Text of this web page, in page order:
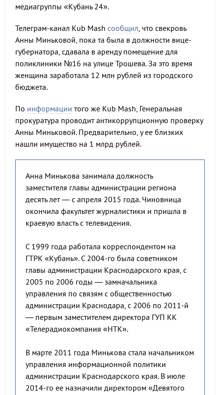
медиагруппы «Кубань 24».
Телеграм-канал Kub Mash сообщил, что свекровь
Анны Миньковой, пока та была в должности вице-
губернатора, сдавала в аренду помещение для
поликлиники №16 на улице Трошева. За это время
женщина заработала 12 млн рублей из городского
бюджета.
По информации того же Kub Mash, Генеральная
прокуратура проводит антикоррупционную проверку
Анны Миньковой. Предварительно, у ее близких
нашли имущество на 1 млрд рублей.
Анна Минькова занимала должность
заместителя главы администрации региона
десять лет — с апреля 2015 года. Чиновница
окончила факультет журналистики и пришла в
краевую власть с телевидения.
С 1999 года работала корреспондентом на
ГТРК «Кубань». С 2004-го была советником
главы администрации Краснодарского края, с
2005 по 2006 годы — замначальника
управления по связям с общественностью
администрации Краснодара, с 2006 по 2011-й
— первым заместителем директора ГУП КК
«Телерадиокомпания «НТК».
В марте 2011 года Минькова стала начальником
управления информационной политики
администрации Краснодарского края. В июле
2014-го ее назначили директором «Девятого